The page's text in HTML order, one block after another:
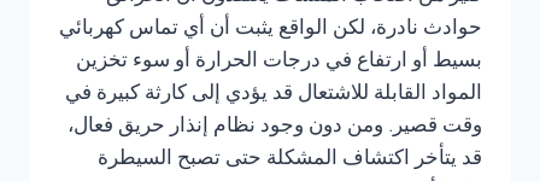
حوادث نادرة، لكن الواقع يثبت أن أي تماس كهربائي
بسيط أو ارتفاع في درجات الحرارة أو سوء تخزين
المواد القابلة للاشتعال قد يؤدي إلى كارثة كبيرة في
وقت قصير. ومن دون وجود نظام إنذار حريق فعال،
قد يتأخر اكتشاف المشكلة حتى تصبح السيطرة